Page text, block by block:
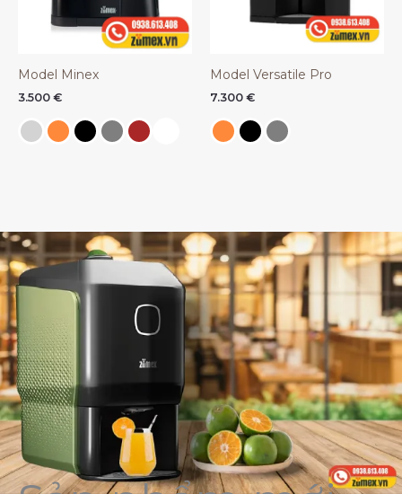
Model Minex
3.500 €
Model Versatile Pro
7.300 €